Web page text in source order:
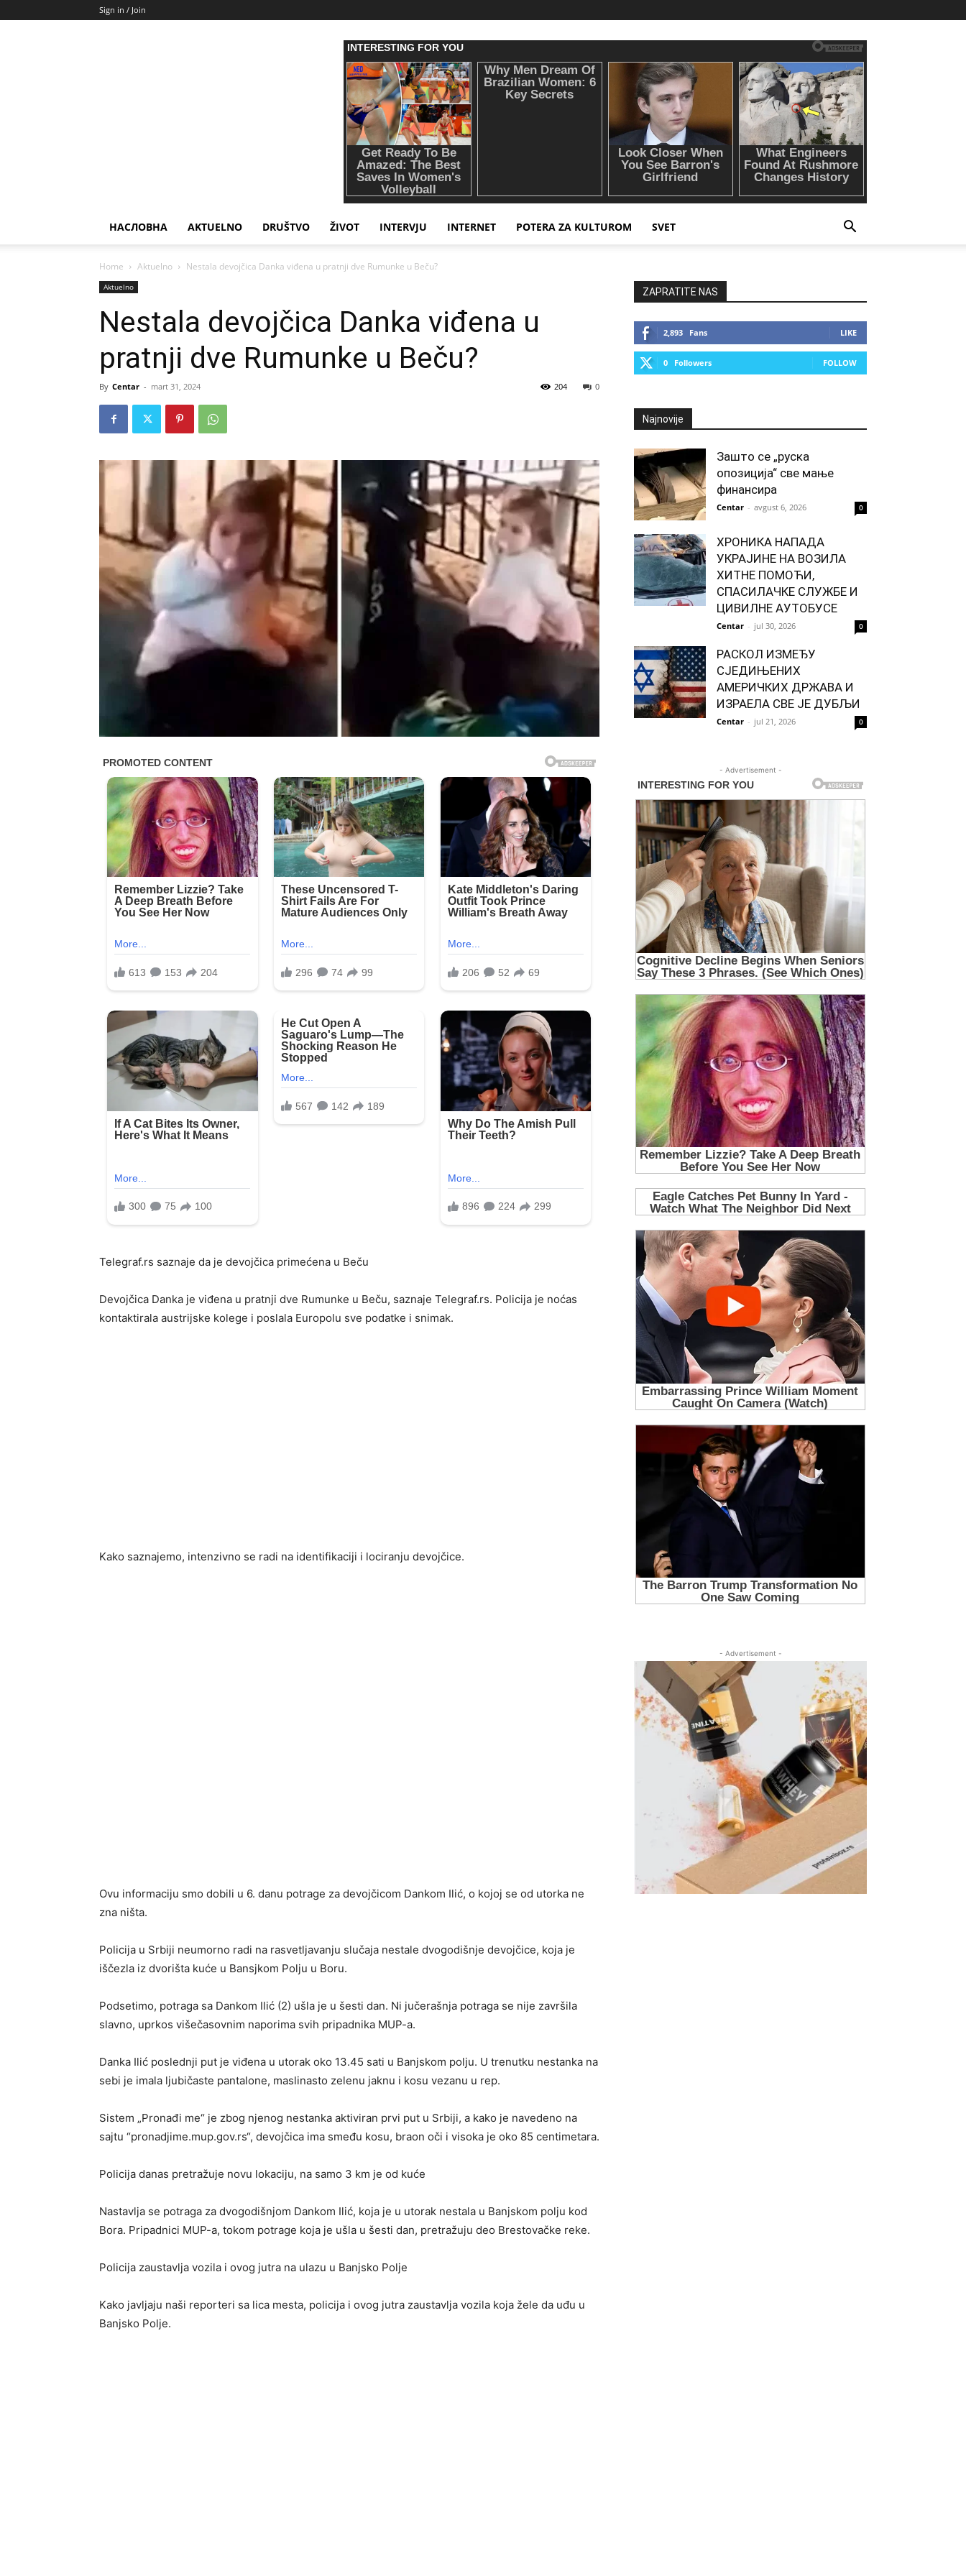
Sign in / Join
НАСЛОВНА AKTUELNO DRUŠTVO ŽIVOT INTERVJU INTERNET POTERA ZA KULTUROM SVET
Home Aktuelno Nestala devojčica Danka viđena u pratnji dve Rumunke u Beču?
Aktuelno
Nestala devojčica Danka viđena u
pratnji dve Rumunke u Beču?
By Centar - mart 31, 2024 0
204
Telegraf.rs saznaje da je devojčica primećena u Beču
Devojčica Danka je viđena u pratnji dve Rumunke u Beču, saznaje Telegraf.rs. Policija je noćas
kontaktirala austrijske kolege i poslala Europolu sve podatke i snimak.
Kako saznajemo, intenzivno se radi na identifikaciji i lociranju devojčice.
Ovu informaciju smo dobili u 6. danu potrage za devojčicom Dankom Ilić, o kojoj se od utorka ne
zna ništa.
Policija u Srbiji neumorno radi na rasvetljavanju slučaja nestale dvogodišnje devojčice, koja je
iščezla iz dvorišta kuće u Bansjkom Polju u Boru.
Podsetimo, potraga sa Dankom Ilić (2) ušla je u šesti dan. Ni jučerašnja potraga se nije završila
slavno, uprkos višečasovnim naporima svih pripadnika MUP-a.
Danka Ilić poslednji put je viđena u utorak oko 13.45 sati u Banjskom polju. U trenutku nestanka na
sebi je imala ljubičaste pantalone, maslinasto zelenu jaknu i kosu vezanu u rep.
Sistem „Pronađi me“ je zbog njenog nestanka aktiviran prvi put u Srbiji, a kako je navedeno na
sajtu “pronadjime.mup.gov.rs“, devojčica ima smeđu kosu, braon oči i visoka je oko 85 centimetara.
Policija danas pretražuje novu lokaciju, na samo 3 km je od kuće
Nastavlja se potraga za dvogodišnjom Dankom Ilić, koja je u utorak nestala u Banjskom polju kod
Bora. Pripadnici MUP-a, tokom potrage koja je ušla u šesti dan, pretražuju deo Brestovačke reke.
Policija zaustavlja vozila i ovog jutra na ulazu u Banjsko Polje
Kako javljaju naši reporteri sa lica mesta, policija i ovog jutra zaustavlja vozila koja žele da uđu u
Banjsko Polje.
ZAPRATITE NAS
2,893 Fans LIKE
0 Followers FOLLOW
Najnovije
Зашто се „руска
опозиција“ све мање
финансира
Centar - avgust 6, 2026 0
ХРОНИКА НАПАДА
УКРАЈИНЕ НА ВОЗИЛА
ХИТНЕ ПОМОЋИ,
СПАСИЛАЧКЕ СЛУЖБЕ И
ЦИВИЛНЕ АУТОБУСЕ
Centar - jul 30, 2026 0
РАСКОЛ ИЗМЕЂУ
СЈЕДИЊЕНИХ
АМЕРИЧКИХ ДРЖАВА И
ИЗРАЕЛА СВЕ ЈЕ ДУБЉИ
Centar - jul 21, 2026 0
- Advertisement -
- Advertisement -